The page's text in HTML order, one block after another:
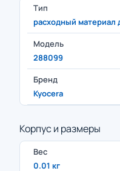
Тип
расходный материал
Модель
288099
Бренд
Kyocera
Корпус и размеры
Вес
0.01 кг